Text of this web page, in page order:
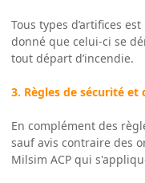
Tous types d’artifices
donné que celui-ci se
tout départ d’incendie.
3. Règles de sécurité
En complément des
sauf avis contraire des
Milsim ACP qui